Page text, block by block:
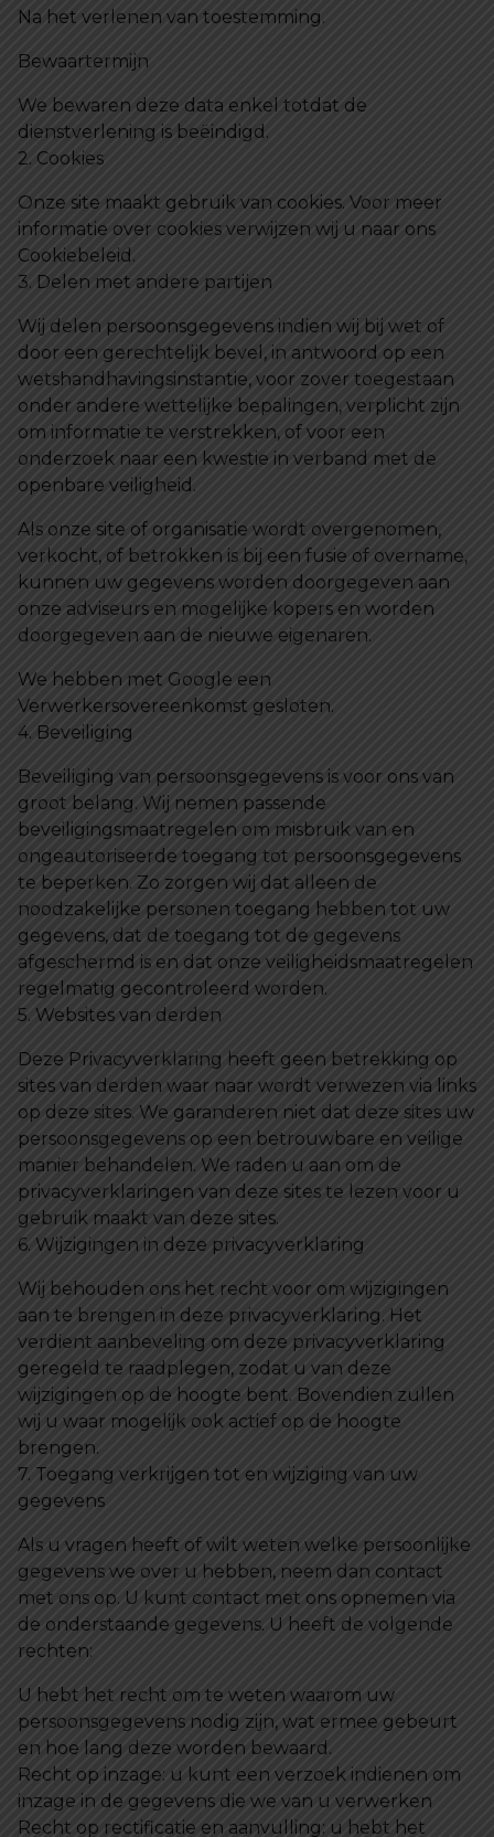
Na het verlenen van toestemming.
Bewaartermijn
We bewaren deze data enkel totdat de
dienstverlening is beëindigd.
2. Cookies
Onze site maakt gebruik van cookies. Voor meer
informatie over cookies verwijzen wij u naar ons
Cookiebeleid.
3. Delen met andere partijen
Wij delen persoonsgegevens indien wij bij wet of
door een gerechtelijk bevel, in antwoord op een
wetshandhavingsinstantie, voor zover toegestaan
onder andere wettelijke bepalingen, verplicht zijn
om informatie te verstrekken, of voor een
onderzoek naar een kwestie in verband met de
openbare veiligheid.
Als onze site of organisatie wordt overgenomen,
verkocht, of betrokken is bij een fusie of overname,
kunnen uw gegevens worden doorgegeven aan
onze adviseurs en mogelijke kopers en worden
doorgegeven aan de nieuwe eigenaren.
We hebben met Google een
Verwerkersovereenkomst gesloten.
4. Beveiliging
Beveiliging van persoonsgegevens is voor ons van
groot belang. Wij nemen passende
beveiligingsmaatregelen om misbruik van en
ongeautoriseerde toegang tot persoonsgegevens
te beperken. Zo zorgen wij dat alleen de
noodzakelijke personen toegang hebben tot uw
gegevens, dat de toegang tot de gegevens
afgeschermd is en dat onze veiligheidsmaatregelen
regelmatig gecontroleerd worden.
5. Websites van derden
Deze Privacyverklaring heeft geen betrekking op
sites van derden waar naar wordt verwezen via links
op deze sites. We garanderen niet dat deze sites uw
persoonsgegevens op een betrouwbare en veilige
manier behandelen. We raden u aan om de
privacyverklaringen van deze sites te lezen voor u
gebruik maakt van deze sites.
6. Wijzigingen in deze privacyverklaring
Wij behouden ons het recht voor om wijzigingen
aan te brengen in deze privacyverklaring. Het
verdient aanbeveling om deze privacyverklaring
geregeld te raadplegen, zodat u van deze
wijzigingen op de hoogte bent. Bovendien zullen
wij u waar mogelijk ook actief op de hoogte
brengen.
7. Toegang verkrijgen tot en wijziging van uw
gegevens
Als u vragen heeft of wilt weten welke persoonlijke
gegevens we over u hebben, neem dan contact
met ons op. U kunt contact met ons opnemen via
de onderstaande gegevens. U heeft de volgende
rechten:
U hebt het recht om te weten waarom uw
persoonsgegevens nodig zijn, wat ermee gebeurt
en hoe lang deze worden bewaard.
Recht op inzage: u kunt een verzoek indienen om
inzage in de gegevens die we van u verwerken
Recht op rectificatie en aanvulling: u hebt het